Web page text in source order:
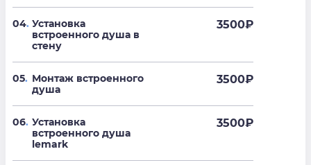
04. Установка
встроенного душа в
стену
3500₽
05. Монтаж встроенного
душа
3500₽
06. Установка
встроенного душа
lemark
3500₽